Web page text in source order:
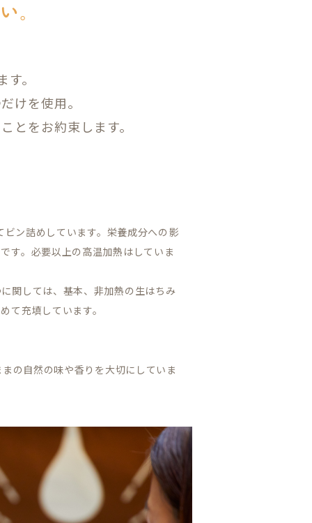
。
。
けを使用。
とをお約束します。
ン詰めしています。栄養成分への影
す。必要以上の高温加熱はしていま
関しては、基本、非加熱の生はちみ
て充填しています。
の自然の味や香りを大切にしていま